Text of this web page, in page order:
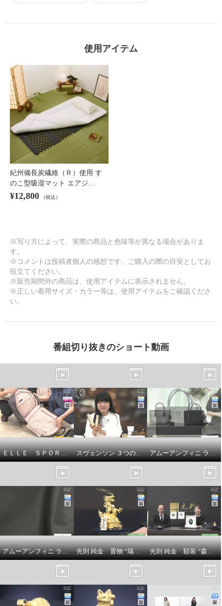
紀州備長炭繊維（Ｒ）使用 すの
こ型吸湿マット エアジョブ
使用アイテム
紀州備長炭繊維（Ｒ）使用 す
のこ型吸湿マット エアジ…
¥12,800 （税込）
※写り方によって、実際の商品と色味等が異なる場合がありま
す。
※コメントは投稿者個人の感想です。ご購入の際の目安としてお
役立てください。
※販売期間外の商品は、使用アイテムに表示されません。
※正しい着用サイズ・カラー等は、使用アイテムをご確認くださ
い。
番組切り抜きのショート動画
ＥＬＬＥ ＳＰＯＲＴ はっ水 取り外してリュックになる キューブ柄 キャリーカート スヴェンソン ３つの有効成分配合 育毛、薄毛、脱毛の予防！ ザ・チャーガ薬用育毛剤 ２本スペシャルセット アムーアンフィニ ラムスキンメッシュ ２ウェイトートバッグ
アムーアンフィニ ラムスキンキルティング ボディバッグ 光則 純金 置物 “瑞雲昇龍” ＜５５ｇ＞ 光則 純金 額装 “森の神様”